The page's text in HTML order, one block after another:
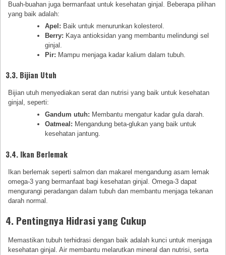
Buah-buahan juga bermanfaat untuk kesehatan ginjal. Beberapa pilihan
yang baik adalah:
Apel: Baik untuk menurunkan kolesterol.
Berry: Kaya antioksidan yang membantu melindungi sel
ginjal.
Pir: Mampu menjaga kadar kalium dalam tubuh.
3.3. Bijian Utuh
Bijian utuh menyediakan serat dan nutrisi yang baik untuk kesehatan
ginjal, seperti:
Gandum utuh: Membantu mengatur kadar gula darah.
Oatmeal: Mengandung beta-glukan yang baik untuk
kesehatan jantung.
3.4. Ikan Berlemak
Ikan berlemak seperti salmon dan makarel mengandung asam lemak
omega-3 yang bermanfaat bagi kesehatan ginjal. Omega-3 dapat
mengurangi peradangan dalam tubuh dan membantu menjaga tekanan
darah normal.
4. Pentingnya Hidrasi yang Cukup
Memastikan tubuh terhidrasi dengan baik adalah kunci untuk menjaga
kesehatan ginjal. Air membantu melarutkan mineral dan nutrisi, serta